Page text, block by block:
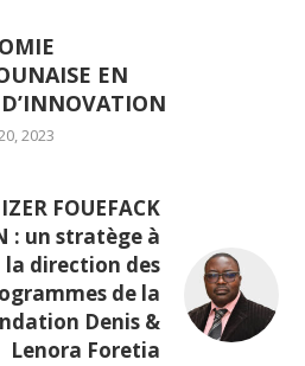
EN
2023
FOUEFACK
: un stratège à
la direction des
de la
Denis &
Lenora Foretia